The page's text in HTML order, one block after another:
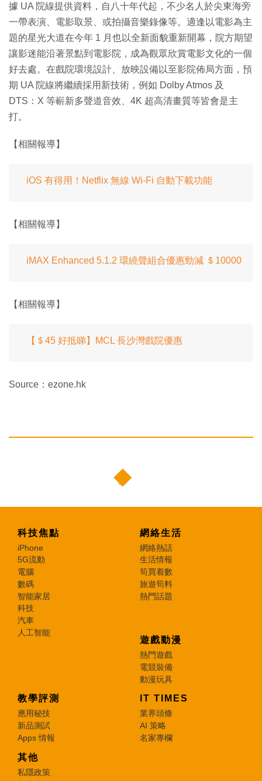
據 UA 院線提供資料，自八十年代起，不少名人於尖東海旁
一帶表演、電影取景、或拍攝音樂錄像等。適逢以電影為主
題的星光大道在今年 1 月也以全新面貌重新開幕，院方期望
讓影迷能沿著景點到電影院，成為觀眾欣賞電影文化的一個
好去處。在戲院環境設計、放映設備以至影院佈局方面，預
期 UA 院線將繼續採用新技術，例如 Dolby Atmos 及
DTS：X 等嶄新多聲道音效、4K 超高清畫質等皆會是主
打。
【相關報導】
iOS 有得用！Netflix 無線 Wi-Fi 自動下載功能
【相關報導】
iMAX Enhanced 5.1.2 環繞聲組合優惠勁減 ＄10000
【相關報導】
【＄45 好抵睇】MCL 長沙灣戲院優惠
Source：ezone.hk
科技焦點
iPhone
5G流動
電腦
數碼
智能家居
科技
汽車
人工智能
網絡生活
網絡熱話
生活情報
筍買着數
旅遊筍料
熱門話題
遊戲動漫
熱門遊戲
電競裝備
動漫玩具
教學評測
應用秘技
新品測試
Apps 情報
IT TIMES
業界頭條
AI 策略
名家專欄
其他
私隱政策